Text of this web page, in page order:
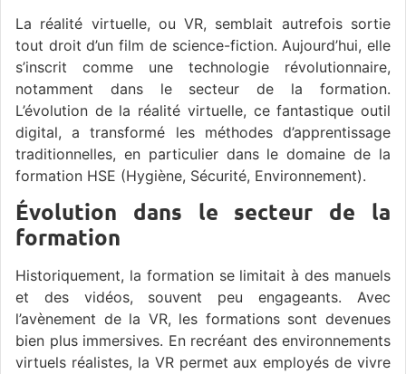
La réalité virtuelle, ou VR, semblait autrefois sortie
tout droit d’un film de science-fiction. Aujourd’hui, elle
s’inscrit comme une technologie révolutionnaire,
notamment dans le secteur de la formation.
L’évolution de la réalité virtuelle, ce fantastique outil
digital, a transformé les méthodes d’apprentissage
traditionnelles, en particulier dans le domaine de la
formation HSE (Hygiène, Sécurité, Environnement).
Évolution dans le secteur de la
formation
Historiquement, la formation se limitait à des manuels
et des vidéos, souvent peu engageants. Avec
l’avènement de la VR, les formations sont devenues
bien plus immersives. En recréant des environnements
virtuels réalistes, la VR permet aux employés de vivre